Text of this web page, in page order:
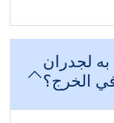
لجدران
في الخرج؟